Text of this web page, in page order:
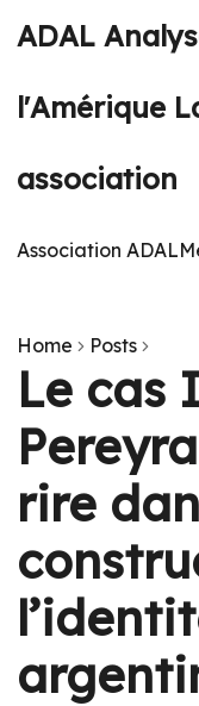
ADAL
l'Amérique
association
Association ADAL
Home Posts
Le cas
rire